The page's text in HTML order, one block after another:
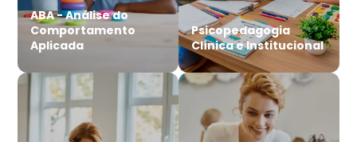
ABA - Análise do
Comportamento
Aplicada
Psicopedagogia
Clínica e Institucional